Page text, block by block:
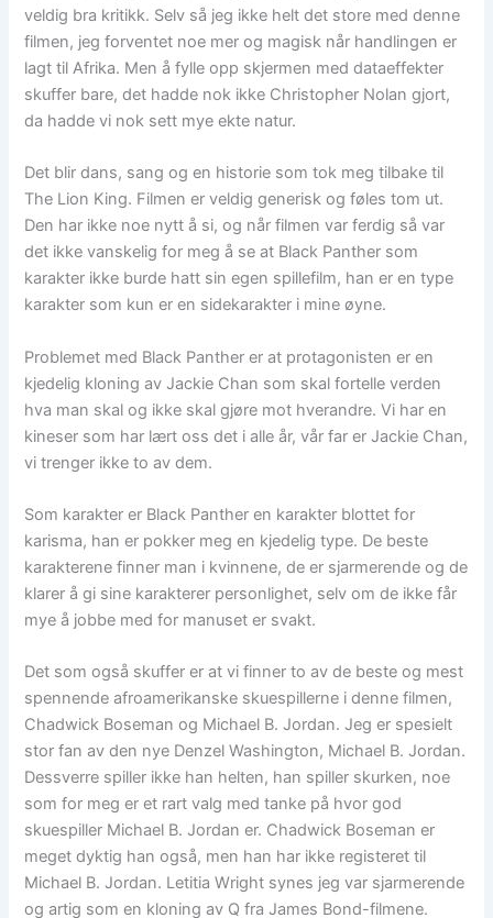
veldig bra kritikk. Selv så jeg ikke helt det store med denne
filmen, jeg forventet noe mer og magisk når handlingen er
lagt til Afrika. Men å fylle opp skjermen med dataeffekter
skuffer bare, det hadde nok ikke Christopher Nolan gjort,
da hadde vi nok sett mye ekte natur.
Det blir dans, sang og en historie som tok meg tilbake til
The Lion King. Filmen er veldig generisk og føles tom ut.
Den har ikke noe nytt å si, og når filmen var ferdig så var
det ikke vanskelig for meg å se at Black Panther som
karakter ikke burde hatt sin egen spillefilm, han er en type
karakter som kun er en sidekarakter i mine øyne.
Problemet med Black Panther er at protagonisten er en
kjedelig kloning av Jackie Chan som skal fortelle verden
hva man skal og ikke skal gjøre mot hverandre. Vi har en
kineser som har lært oss det i alle år, vår far er Jackie Chan,
vi trenger ikke to av dem.
Som karakter er Black Panther en karakter blottet for
karisma, han er pokker meg en kjedelig type. De beste
karakterene finner man i kvinnene, de er sjarmerende og de
klarer å gi sine karakterer personlighet, selv om de ikke får
mye å jobbe med for manuset er svakt.
Det som også skuffer er at vi finner to av de beste og mest
spennende afroamerikanske skuespillerne i denne filmen,
Chadwick Boseman og Michael B. Jordan. Jeg er spesielt
stor fan av den nye Denzel Washington, Michael B. Jordan.
Dessverre spiller ikke han helten, han spiller skurken, noe
som for meg er et rart valg med tanke på hvor god
skuespiller Michael B. Jordan er. Chadwick Boseman er
meget dyktig han også, men han har ikke registeret til
Michael B. Jordan. Letitia Wright synes jeg var sjarmerende
og artig som en kloning av Q fra James Bond-filmene.